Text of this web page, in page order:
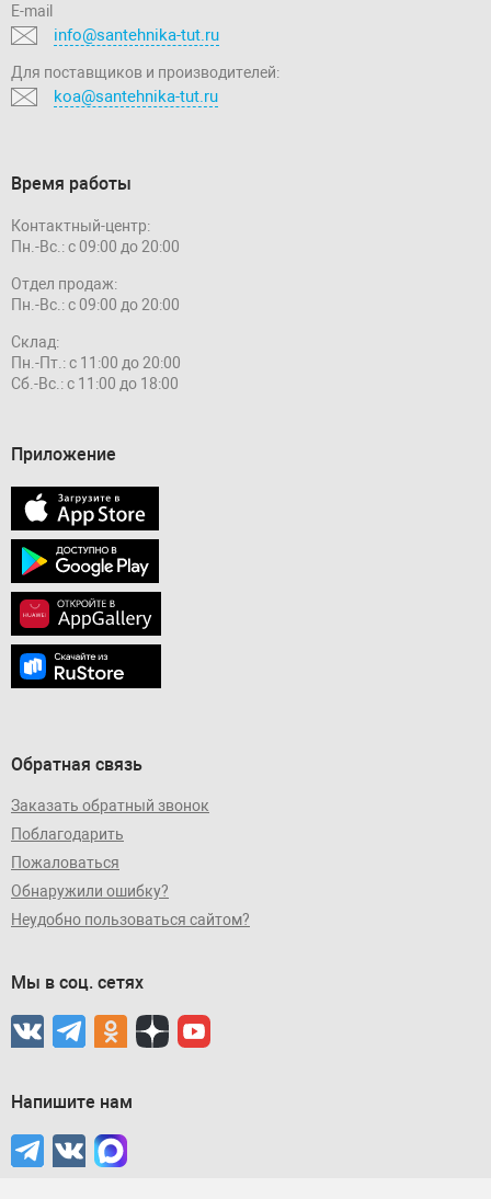
E-mail
info@santehnika-tut.ru
Для поставщиков и производителей:
koa@santehnika-tut.ru
Время работы
Контактный-центр:
Пн.-Вс.: с 09:00 до 20:00
Отдел продаж:
Пн.-Вс.: с 09:00 до 20:00
Склад:
Пн.-Пт.: с 11:00 до 20:00
Сб.-Вс.: с 11:00 до 18:00
Приложение
Обратная связь
Заказать обратный звонок
Поблагодарить
Пожаловаться
Обнаружили ошибку?
Неудобно пользоваться сайтом?
Мы в соц. сетях
Напишите нам